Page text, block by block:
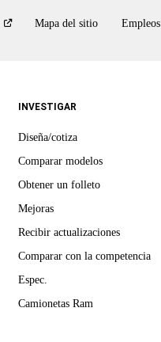
Mapa del sitio Empleos
INVESTIGAR
Diseña/cotiza
Comparar modelos
Obtener un folleto
Mejoras
Recibir actualizaciones
Comparar con la competencia
Espec.
Camionetas Ram